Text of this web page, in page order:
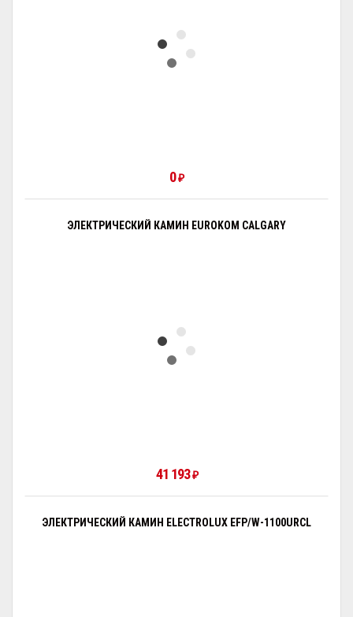
0 ₽
ЭЛЕКТРИЧЕСКИЙ КАМИН EUROKOM CALGARY
41 193 ₽
ЭЛЕКТРИЧЕСКИЙ КАМИН ELECTROLUX EFP/W-1100URCL